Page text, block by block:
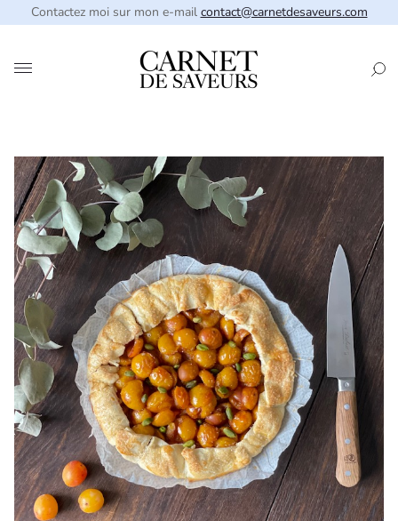
Contactez moi sur mon e-mail contact@carnetdesaveurs.com